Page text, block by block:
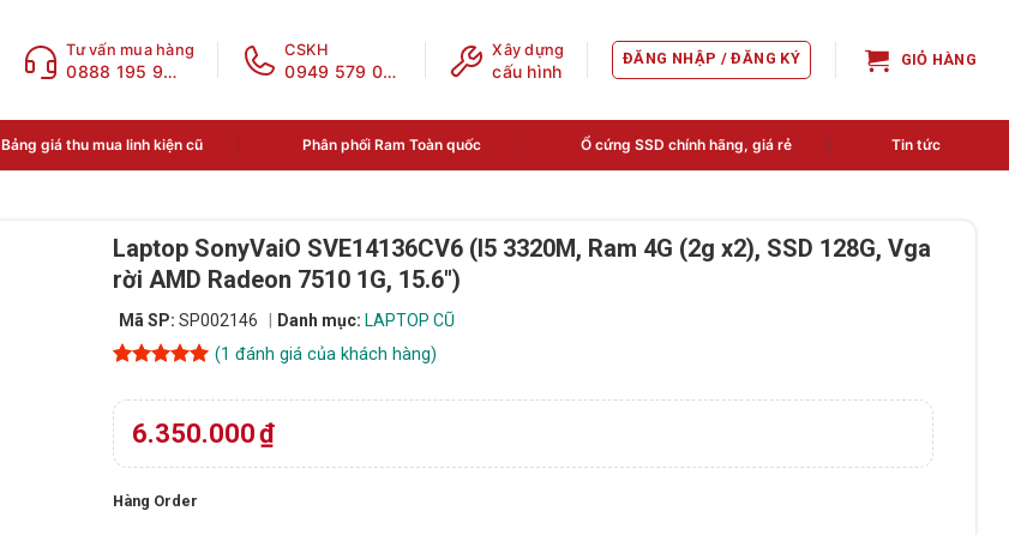
Tư vấn mua hàng
0888 195 969
CSKH
0949 579 078
Xây dựng
cấu hình
ĐĂNG NHẬP / ĐĂNG KÝ GIỎ HÀNG
Bảng giá thu mua linh kiện cũ Phân phối Ram Toàn quốc Ổ cứng SSD chính hãng, giá rẻ Tin tức
Laptop SonyVaiO SVE14136CV6 (I5 3320M, Ram 4G (2g x2), SSD 128G, Vga
rời AMD Radeon 7510 1G, 15.6″)
Mã SP: SP002146 Danh mục: LAPTOP CŨ
dựa trên
đánh giá
(1 đánh giá của khách hàng)
6.350.000₫
Hàng Order